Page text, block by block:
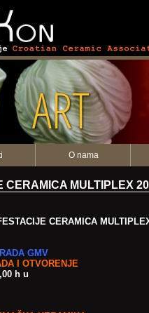
ART
O nama
CERAMICA MULTIPLEX
CERAMICA
GMV
I OTVORENJE
h u